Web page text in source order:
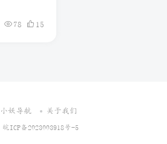
78 15
小妖导航 关于我们
皖ICP备2023003918号-5